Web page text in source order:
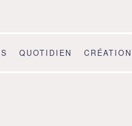
QUOTIDIEN CRÉATION